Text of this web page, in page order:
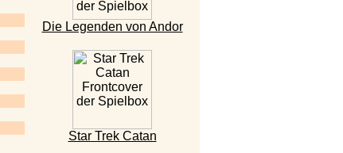
Die Legenden von Andor
Star Trek Catan